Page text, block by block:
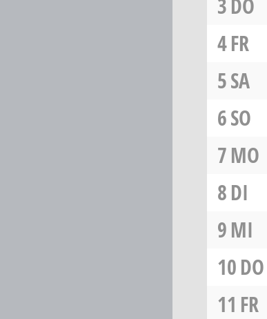
3 DO
4FR
5SA
6SO
7MO
8DI
9MI
10DO
11 FR